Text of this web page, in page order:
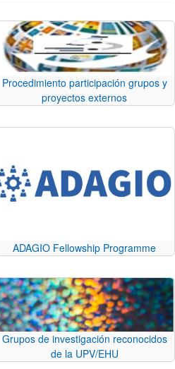
Procedimiento participación grupos y
proyectos externos
ADAGIO Fellowship Programme
Grupos de investigación reconocidos
de la UPV/EHU